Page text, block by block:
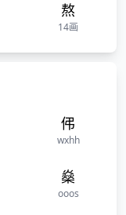
熬
14画
伄
wxhh
燊
ooos